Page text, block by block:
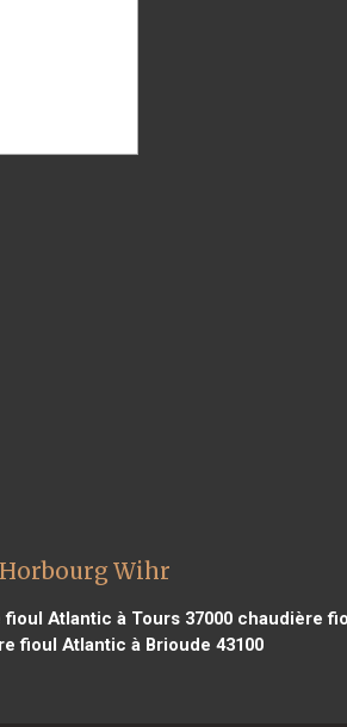
Wihr
Atlantic à Tours 37000chaudière
fioul Atlantic à Brioude 43100